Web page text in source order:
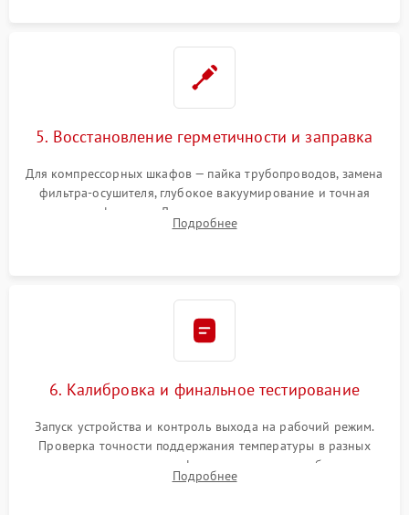
5. Восстановление герметичности и заправка
Для компрессорных шкафов — пайка трубопроводов, замена
фильтра-осушителя, глубокое вакуумирование и точная
заправка фреоном. Для термоэлектрических — замена
термопасты и герметизация охлаждающего блока.
Подробнее
6. Калибровка и финальное тестирование
Запуск устройства и контроль выхода на рабочий режим.
Проверка точности поддержания температуры в разных
климатических зонах шкафа, оценка уровня стабильности
влажности и полного отсутствия вибраций корпуса.
Подробнее